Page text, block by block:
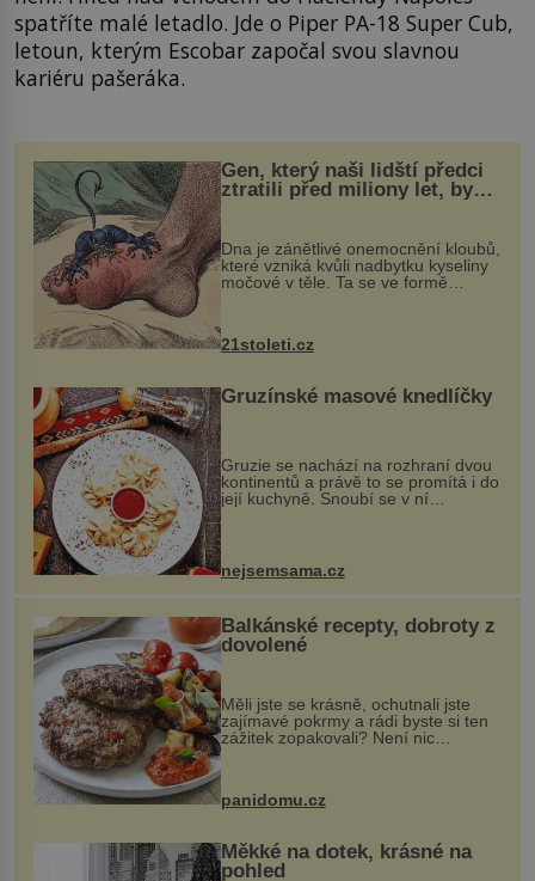
spatříte malé letadlo. Jde o Piper PA-18 Super Cub,
letoun, kterým Escobar započal svou slavnou
kariéru pašeráka.
Gen, který naši lidští předci
ztratili před miliony let, by
mohl pomoci s léčbou
„nemoci králů“
Dna je zánětlivé onemocnění kloubů,
které vzniká kvůli nadbytku kyseliny
močové v těle. Ta se ve formě
nohou, a způsobuje bole...
21stoleti.cz
Gruzínské masové knedlíčky
Gruzie se nachází na rozhraní dvou
kontinentů a právě to se promítá i do
její kuchyně. Snoubí se v ní
evropské a asijské chutě a díky tomu
pokrmy, které rozhodně st...
nejsemsama.cz
Balkánské recepty, dobroty z
dovolené
Měli jste se krásně, ochutnali jste
zajímavé pokrmy a rádi byste si ten
zážitek zopakovali? Není nic
snazšího. Pljeskavica (10 porcí)
Možná jste ji ochutnali na dovolené v
panidomu.cz
Měkké na dotek, krásné na
pohled